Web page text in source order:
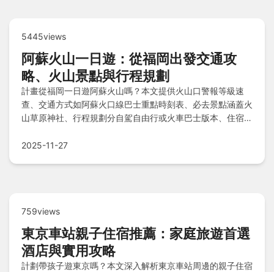
5445views
阿蘇火山一日遊：從福岡出發交通攻
略、火山景點與行程規劃
計畫從福岡一日遊阿蘇火山嗎？本文提供火山口警報等級速
查、交通方式如阿蘇火口線巴士重點時刻表、必去景點涵蓋火
山草原神社、行程規劃分自駕自由行或火車巴士版本、住宿推
程！
2025-11-27
759views
東京車站親子住宿推薦：家庭旅遊首選
酒店與實用攻略
計劃帶孩子遊東京嗎？本文深入解析東京車站周邊的親子住宿